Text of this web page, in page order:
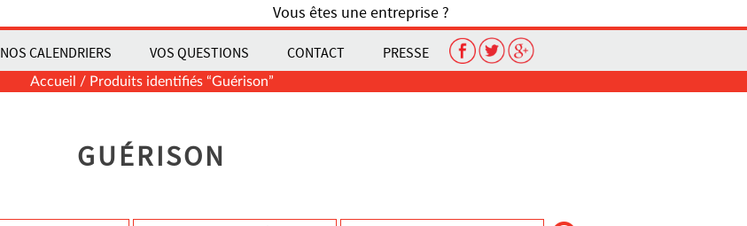
Vous êtes une entreprise ?
NOS CALENDRIERS VOS QUESTIONS CONTACT PRESSE
Accueil / Produits identifiés “Guérison”
GUÉRISON